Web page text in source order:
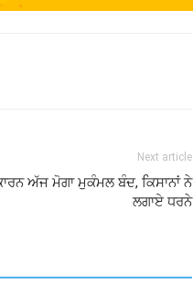
Next article
ਅੱਜ ਮੋਗਾ ਮੁਕੰਮਲ ਬੰਦ, ਕਿਸਾਨਾਂ ਨੇ
ਲਗਾਏ ਧਰਨੇ